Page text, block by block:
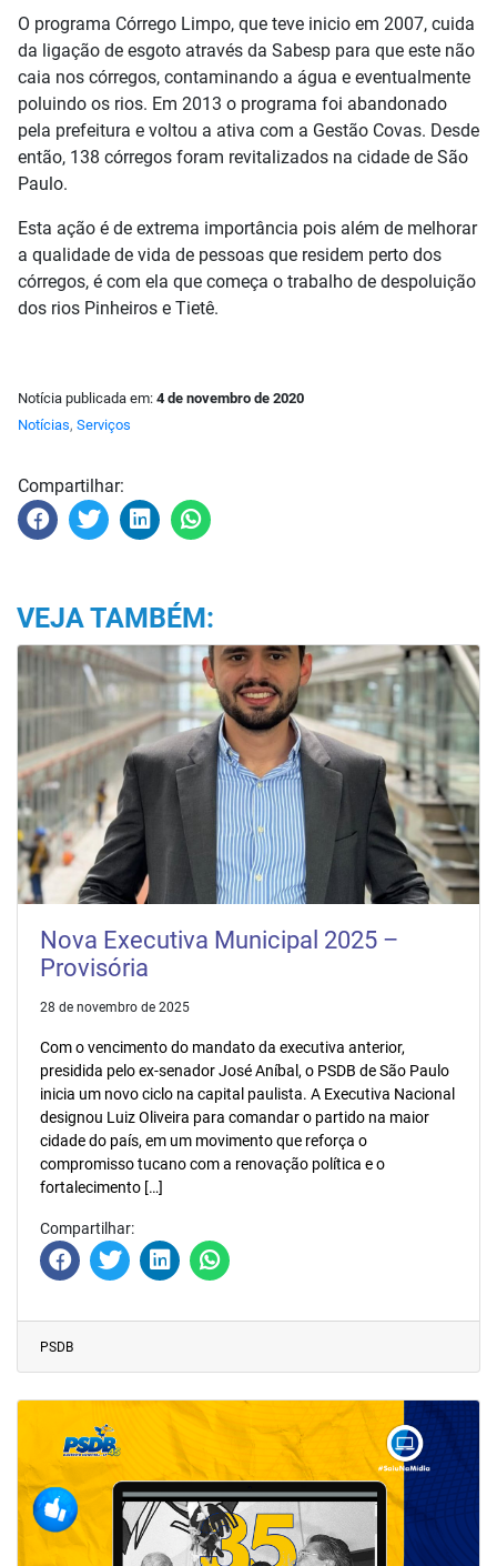
O programa Córrego Limpo, que teve inicio em 2007, cuida
da ligação de esgoto através da Sabesp para que este não
caia nos córregos, contaminando a água e eventualmente
poluindo os rios. Em 2013 o programa foi abandonado
pela prefeitura e voltou a ativa com a Gestão Covas. Desde
então, 138 córregos foram revitalizados na cidade de São
Paulo.
Esta ação é de extrema importância pois além de melhorar
a qualidade de vida de pessoas que residem perto dos
córregos, é com ela que começa o trabalho de despoluição
dos rios Pinheiros e Tietê.
Notícia publicada em: 4 de novembro de 2020
Notícias, Serviços
Compartilhar:
VEJA TAMBÉM:
Nova Executiva Municipal 2025 –
Provisória
28 de novembro de 2025
Com o vencimento do mandato da executiva anterior,
presidida pelo ex-senador José Aníbal, o PSDB de São Paulo
inicia um novo ciclo na capital paulista. A Executiva Nacional
designou Luiz Oliveira para comandar o partido na maior
cidade do país, em um movimento que reforça o
compromisso tucano com a renovação política e o
fortalecimento […]
Compartilhar:
PSDB